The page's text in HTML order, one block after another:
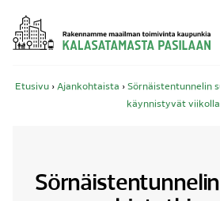
Siirry
sisältöön
Etusivu› Ajankohtaista › Sörnäistentunnelin
käynnistyvät